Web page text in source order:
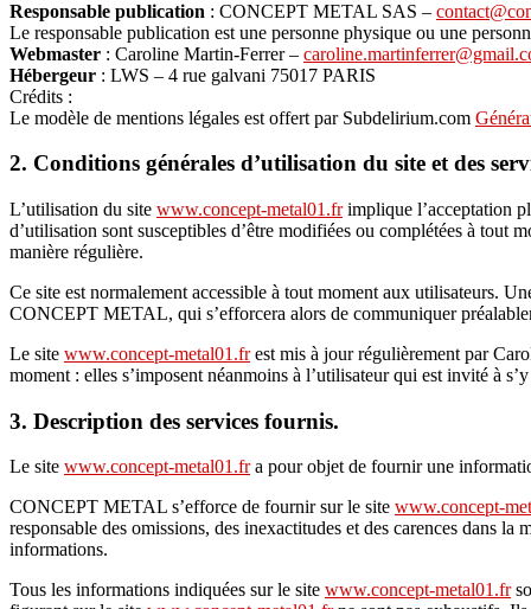
Responsable publication : CONCEPT METAL SAS –
Le responsable publication est une personne physique ou une
Webmaster : Caroline Martin-Ferrer –
Hébergeur : LWS – 4 rue galvani 75017 PARIS
Crédits :
Le modèle de mentions légales est offert par Subdelirium.com
2. Conditions générales d’utilisation du site et des
L’utilisation du site www.concept-metal01.frimplique l’acceptation
d’utilisation sont susceptibles d’être modifiées ou complétées à tout
manière régulière.
Ce site est normalement accessible à tout moment aux utilisateurs.
CONCEPT METAL, qui s’efforcera alors de communiquer
Le site www.concept-metal01.frest mis à jour régulièrement par
moment : elles s’imposent néanmoins à l’utilisateur qui est invité à
3. Description des services fournis.
Le site www.concept-metal01.fra pour objet de fournir une
CONCEPT METAL s’efforce de fournir sur le site www.concept-
responsable des omissions, des inexactitudes et des carences dans
informations.
Tous les informations indiquées sur le site www.concept-metal01.fr